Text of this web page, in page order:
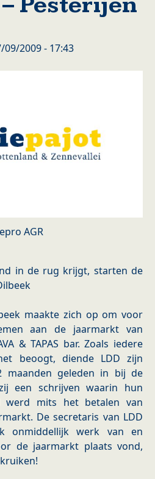
09/2009 - 17:43
AGR
in de rug krijgt, starten de
maakte zich op om voor
aan de jaarmarkt van
& TAPAS bar. Zoals iedere
beoogt, diende LDD zijn
maanden geleden in bij de
een schrijven waarin hun
werd mits het betalen van
De secretaris van LDD
onmiddellijk werk van en
de jaarmarkt plaats vond,